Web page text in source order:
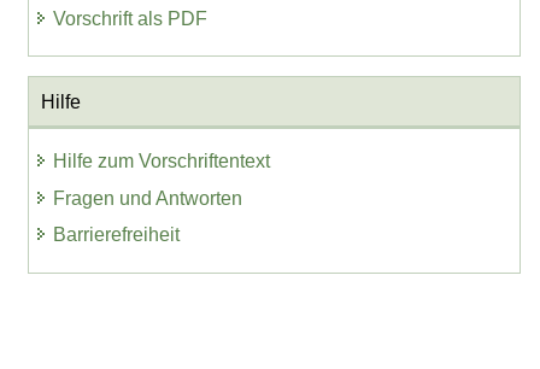
Vorschrift als PDF
Hilfe
Hilfe zum Vorschriftentext
Fragen und Antworten
Barrierefreiheit